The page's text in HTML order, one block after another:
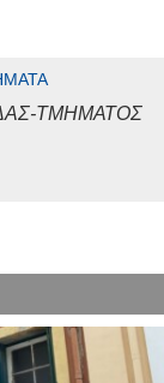
ΤΜΗΜΑΤΟΣ